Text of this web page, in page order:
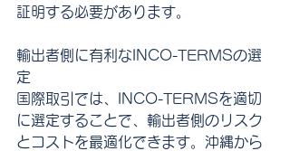
証明する必要があります。
輸出者側に有利なINCO-TERMSの選
定
国際取引では、INCO-TERMSを適切
に選定することで、輸出者側のリスク
とコストを最適化できます。沖縄から